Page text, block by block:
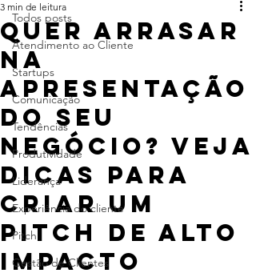
Todos posts
Atendimento ao Cliente
Startups
Comunicação
Tendências
Produtividade
Liderança
Experiência do cliente
Pitch
Gestão de Clientes
Quer arrasar
na
apresentação
do seu
negócio? Veja
dicas para
criar um
pitch de alto
impacto
3 min de leitura